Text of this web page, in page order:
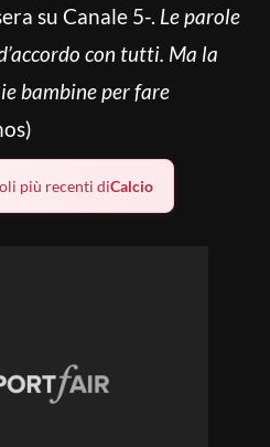
su Canale 5-. Le parole
con tutti. Ma la
bambine per fare
più recenti diCalcio